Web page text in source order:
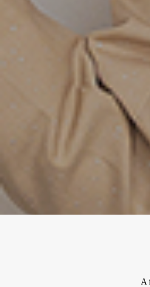
A